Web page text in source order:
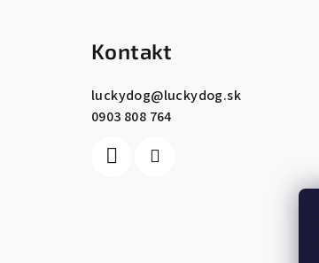
Kontakt
luckydog@luckydog.sk
0903 808 764